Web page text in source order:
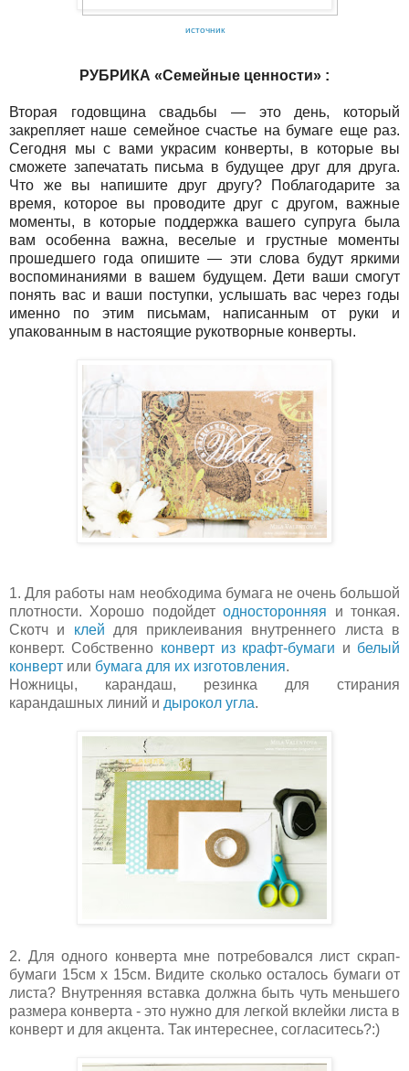
источник
РУБРИКА «Семейные ценности» :
Вторая годовщина свадьбы — это день, который
закрепляет наше семейное счастье на бумаге еще раз.
Сегодня мы с вами украсим конверты, в которые вы
сможете запечатать письма в будущее друг для друга.
Что же вы напишите друг другу? Поблагодарите за
время, которое вы проводите друг с другом, важные
моменты, в которые поддержка вашего супруга была
вам особенна важна, веселые и грустные моменты
прошедшего года опишите — эти слова будут яркими
воспоминаниями в вашем будущем. Дети ваши смогут
понять вас и ваши поступки, услышать вас через годы
именно по этим письмам, написанным от руки и
упакованным в настоящие рукотворные конверты.
1. Для работы нам необходима бумага не очень большой
плотности. Хорошо подойдетодносторонняя и тонкая.
Скотч и клей для приклеивания внутреннего листа в
конверт. Собственно конверт из крафт-бумаги и белый
конверт или бумага для их изготовления.
Ножницы, карандаш, резинка для стирания
карандашных линий и дырокол угла.
2. Для одного конверта мне потребовался лист скрап-
бумаги 15см x 15см. Видите сколько осталось бумаги от
листа? Внутренняя вставка должна быть чуть меньшего
размера конверта - это нужно для легкой вклейки листа в
конверт и для акцента. Так интереснее, согласитесь?:)